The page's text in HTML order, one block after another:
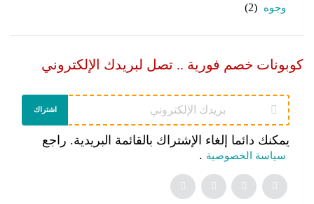
وجوه (2)
كوبونات خصم فورية .. تصل لبريدك الإلكتروني
اشتراك
يمكنك دائما إلغاء الإشتراك بالقائمة البريدية. راجع
سياسة الخصوصية .